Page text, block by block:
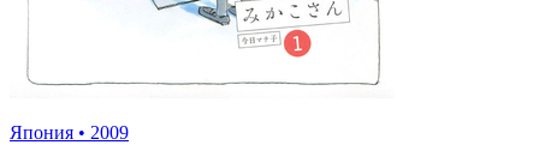
Япония • 2009